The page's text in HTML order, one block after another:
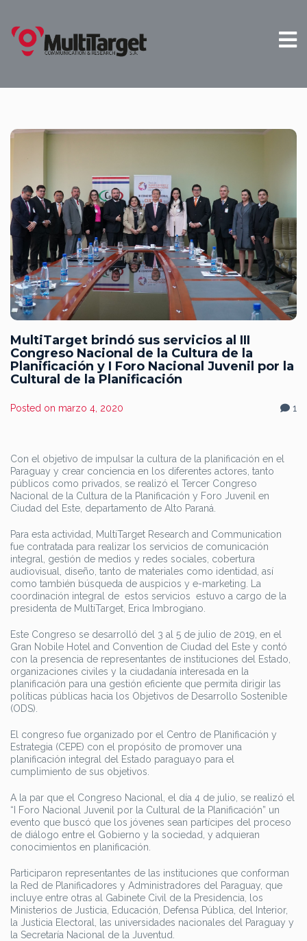
MultiTarget brindó sus servicios al III
Congreso Nacional de la Cultura de la
Planificación y I Foro Nacional Juvenil por la
Cultural de la Planificación
Posted on marzo 4, 2020 1
Con el objetivo de impulsar la cultura de la planificación en el
Paraguay y crear conciencia en los diferentes actores, tanto
públicos como privados, se realizó el Tercer Congreso
Nacional de la Cultura de la Planificación y Foro Juvenil en
Ciudad del Este, departamento de Alto Paraná.
Para esta actividad, MultiTarget Research and Communication
fue contratada para realizar los servicios de comunicación
integral, gestión de medios y redes sociales, cobertura
audiovisual, diseño, tanto de materiales como identidad, así
como también búsqueda de auspicios y e-marketing. La
coordinación integral de estos servicios estuvo a cargo de la
presidenta de MultiTarget, Erica Imbrogiano.
Este Congreso se desarrolló del 3 al 5 de julio de 2019, en el
Gran Nobile Hotel and Convention de Ciudad del Este y contó
con la presencia de representantes de instituciones del Estado,
organizaciones civiles y la ciudadanía interesada en la
planificación para una gestión eficiente que permita dirigir las
políticas públicas hacia los Objetivos de Desarrollo Sostenible
(ODS).
El congreso fue organizado por el Centro de Planificación y
Estrategia (CEPE) con el propósito de promover una
planificación integral del Estado paraguayo para el
cumplimiento de sus objetivos.
A la par que el Congreso Nacional, el día 4 de julio, se realizó el
“I Foro Nacional Juvenil por la Cultural de la Planificación” un
evento que buscó que los jóvenes sean partícipes del proceso
de diálogo entre el Gobierno y la sociedad, y adquieran
conocimientos en planificación.
Participaron representantes de las instituciones que conforman
la Red de Planificadores y Administradores del Paraguay, que
incluye entre otras al Gabinete Civil de la Presidencia, los
Ministerios de Justicia, Educación, Defensa Pública, del Interior,
la Justicia Electoral, las universidades nacionales del Paraguay y
la Secretaría Nacional de la Juventud.